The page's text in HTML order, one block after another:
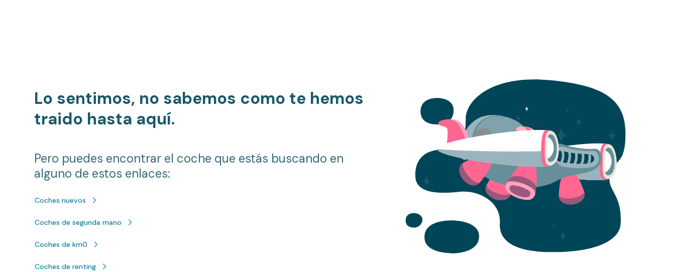
Lo sentimos, no sabemos como te hemos
traido hasta aquí.
Pero puedes encontrar el coche que estás buscando en
alguno de estos enlaces:
Coches nuevos
Coches de segunda mano
Coches de km0
Coches de renting